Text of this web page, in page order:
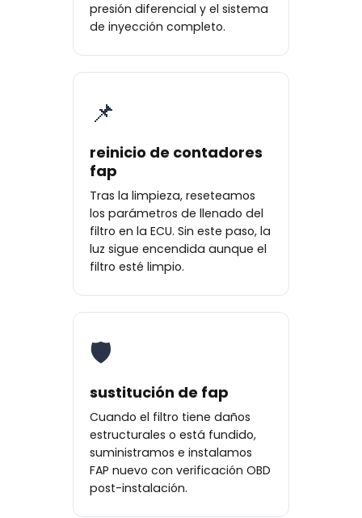
presión diferencial y el sistema
de inyección completo.
📌
reinicio de contadores
fap
Tras la limpieza, reseteamos
los parámetros de llenado del
filtro en la ECU. Sin este paso, la
luz sigue encendida aunque el
filtro esté limpio.
🛡
sustitución de fap
Cuando el filtro tiene daños
estructurales o está fundido,
suministramos e instalamos
FAP nuevo con verificación OBD
post-instalación.